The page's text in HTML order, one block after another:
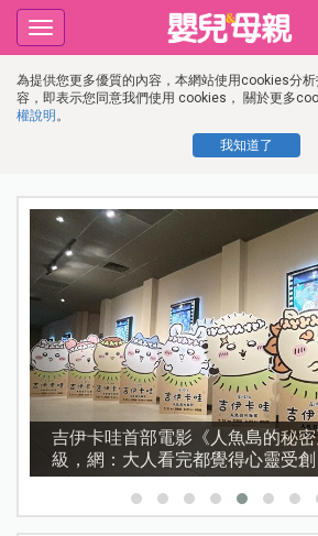
為提供您更多優質的內容，本網站使用cookies分
容，即表示您同意我們使用 cookies， 關於更多
權說明 。
我知道了
Toggle
navigation
吉伊卡哇首部電影《人魚島的秘
級，網：大人看完都覺得心靈受創